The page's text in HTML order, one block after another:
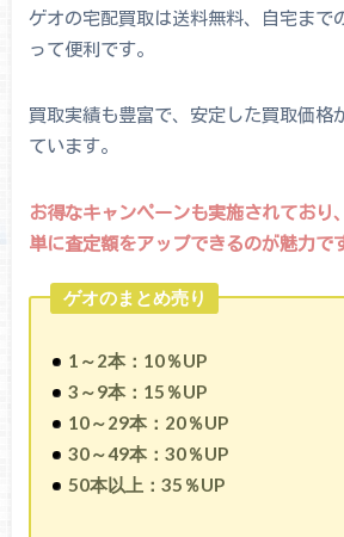
ゲオの宅配買取は送料無料、自宅まで
って便利です。
買取実績も豊富で、安定した買取価格
ています。
お得なキャンペーンも実施されており
単に査定額をアップできるのが魅力で
ゲオのまとめ売り
1～2本：10％UP
3～9本：15％UP
10～29本：20％UP
30～49本：30％UP
50本以上：35％UP